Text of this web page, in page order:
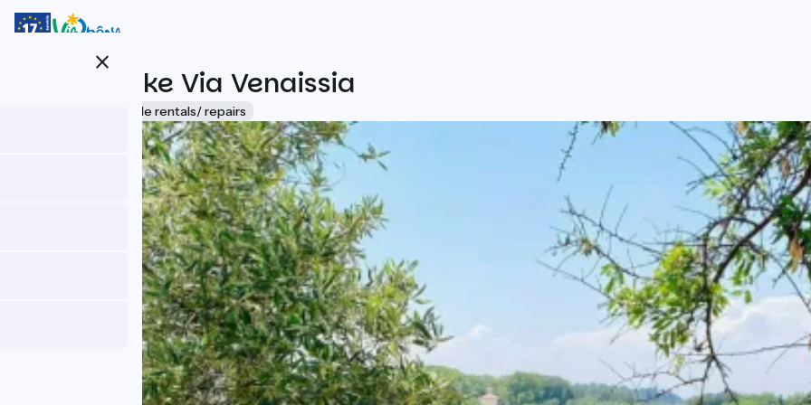
Direkt
zum
close
Orange Bike Via Venaissia
Bicycle rentals/ repairs